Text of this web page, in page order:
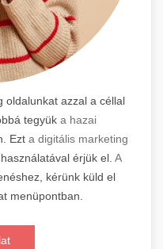
oldalunkat azzal a céllal
tegyük a hazai
Ezt a digitális marketing
érjük el. A
kérünk küld el
menüpontban.